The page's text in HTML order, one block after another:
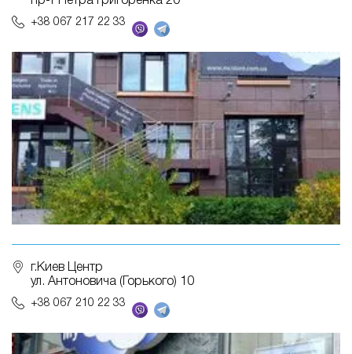
+38 067 217 22 33
г.Киев Центр
ул. Антоновича (Горького) 10
+38 067 210 22 33